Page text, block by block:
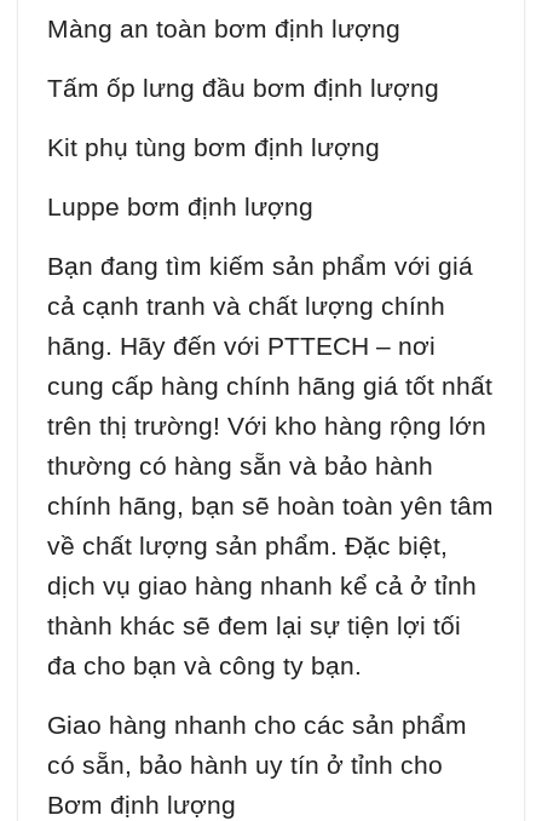
Màng an toàn bơm định lượng
Tấm ốp lưng đầu bơm định lượng
Kit phụ tùng bơm định lượng
Luppe bơm định lượng
Bạn đang tìm kiếm sản phẩm với giá
cả cạnh tranh và chất lượng chính
hãng. Hãy đến với PTTECH – nơi
cung cấp hàng chính hãng giá tốt nhất
trên thị trường! Với kho hàng rộng lớn
thường có hàng sẵn và bảo hành
chính hãng, bạn sẽ hoàn toàn yên tâm
về chất lượng sản phẩm. Đặc biệt,
dịch vụ giao hàng nhanh kể cả ở tỉnh
thành khác sẽ đem lại sự tiện lợi tối
đa cho bạn và công ty bạn.
Giao hàng nhanh cho các sản phẩm
có sẵn, bảo hành uy tín ở tỉnh cho
Bơm định lượng